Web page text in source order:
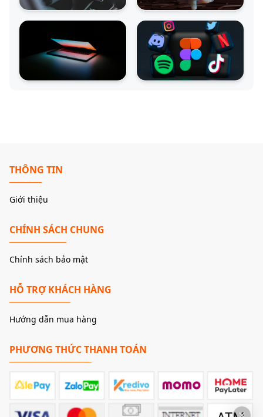
THÔNG TIN
Giới thiệu
CHÍNH SÁCH CHUNG
Chính sách bảo mật
HỖ TRỢ KHÁCH HÀNG
Hướng dẫn mua hàng
PHƯƠNG THỨC THANH TOÁN